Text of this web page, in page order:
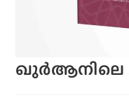
ഖുർആനിലെ